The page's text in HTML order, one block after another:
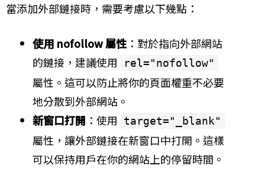
當添加外部鏈接時，需要考慮以下幾點：
使用 nofollow 屬性：對於指向外部網站
的鏈接，建議使用
rel="nofollow"
屬性。這可以防止將你的頁面權重不必要
地分散到外部網站。
新窗口打開 ：使用 target="_blank"
屬性，讓外部鏈接在新窗口中打開。這樣
可以保持用戶在你的網站上的停留時間。